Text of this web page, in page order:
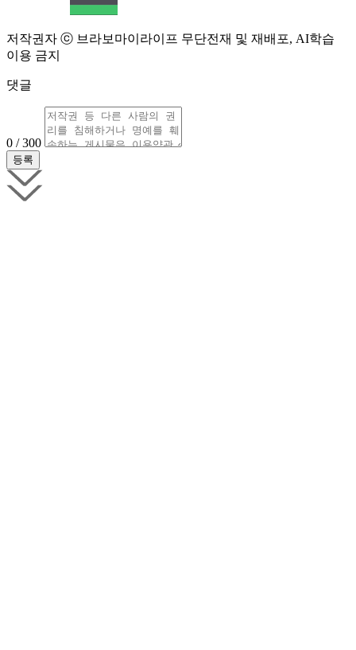
저작권자 ⓒ 브라보마이라이프 무단전재 및 재배포, AI학습
이용 금지
댓글
0 / 300